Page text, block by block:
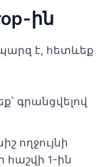
ին
պարզ է, հետևեք
գրանցվելով
ողջույնի
հաշվի 1-ին